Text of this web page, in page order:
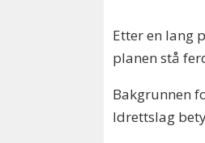
Etter en lang
planen stå
Bakgrunnen
Idrettslag